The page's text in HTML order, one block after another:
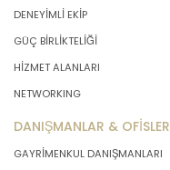
DENEYİMLİ EKİP
GÜÇ BİRLİKTELİĞİ
HİZMET ALANLARI
NETWORKING
DANIŞMANLAR & OFİSLER
GAYRİMENKUL DANIŞMANLARI